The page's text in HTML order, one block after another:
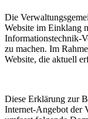
Die
Website im Einklang
Informationstechnik-
zu machen. Im
Website, die aktuell
Diese Erklärung zur
Internet-Angebot der